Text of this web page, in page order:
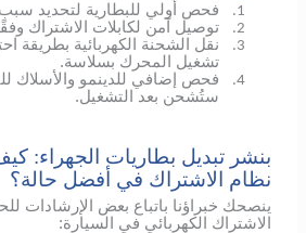
1. فحص أولي للبطارية لتحديد
2. توصيل آمن لكابلات الاشتراك
3.
نقل الشحنة الكهربائية بطريقة
تشغيل المحرك بسلاسة.
4.
فحص إضافي للدينمو والأسلاك
ستُشحن بعد التشغيل.
بنشر تبديل بطاريات الجهراء:
نظام الاشتراك في أفضل حالة؟
ينصحك خبراؤنا باتباع بعض الإرشادات
الاشتراك الكهربائي في السيارة: